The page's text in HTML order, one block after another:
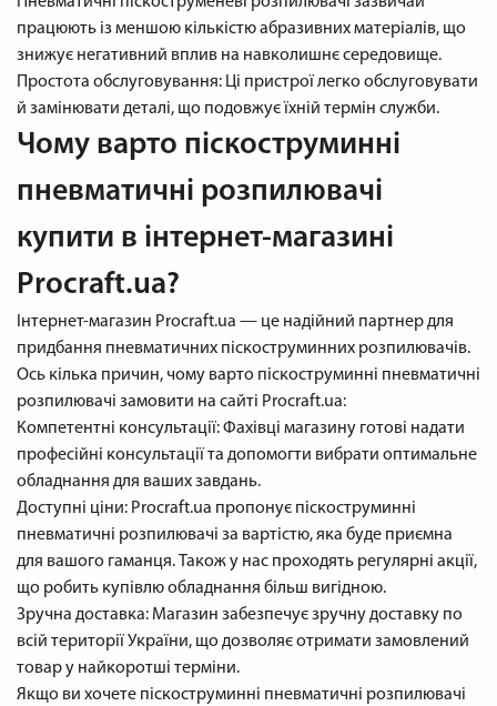
працюють із меншою кількістю абразивних матеріалів, що
знижує негативний вплив на навколишнє середовище.
Простота обслуговування: Ці пристрої легко обслуговувати
й замінювати деталі, що подовжує їхній термін служби.
Чому варто піскоструминні
пневматичні розпилювачі
купити в інтернет-магазині
Procraft.ua?
Інтернет-магазин Procraft.ua — це надійний партнер для
придбання пневматичних піскоструминних розпилювачів.
Ось кілька причин, чому варто піскоструминні пневматичні
розпилювачі замовити на сайті Procraft.ua:
Компетентні консультації: Фахівці магазину готові надати
професійні консультації та допомогти вибрати оптимальне
обладнання для ваших завдань.
Доступні ціни: Procraft.ua пропонує піскоструминні
пневматичні розпилювачі за вартістю, яка буде приємна
для вашого гаманця. Також у нас проходять регулярні акції,
що робить купівлю обладнання більш вигідною.
Зручна доставка: Магазин забезпечує зручну доставку по
всій території України, що дозволяє отримати замовлений
товар у найкоротші терміни.
Якщо ви хочете піскоструминні пневматичні розпилювачі